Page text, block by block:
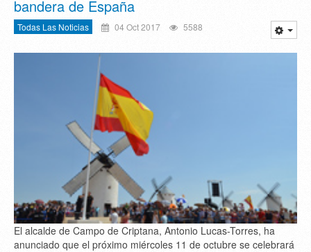
bandera de España
Todas Las Noticias 04 Oct 2017 5588
El alcalde de Campo de Criptana, Antonio Lucas-Torres, ha
anunciado que el próximo miércoles 11 de octubre se celebrará